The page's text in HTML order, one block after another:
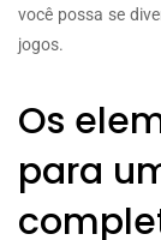
você possa se
jogos.
Os
para